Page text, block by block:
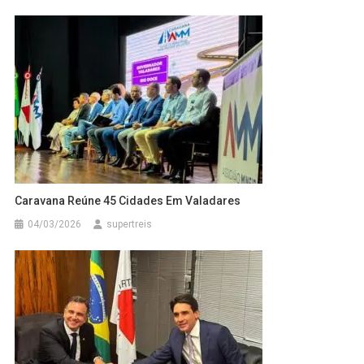
Caravana Reúne 45 Cidades Em Valadares
04/03/2026 supertreis